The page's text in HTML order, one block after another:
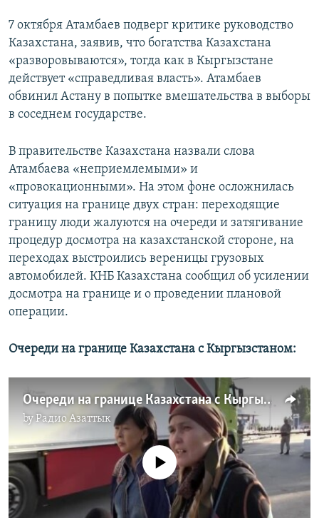
7 октября Атамбаев подверг критике руководство
Казахстана, заявив, что богатства Казахстана
«разворовываются», тогда как в Кыргызстане
действует «справедливая власть». Атамбаев
обвинил Астану в попытке вмешательства в выборы
в соседнем государстве.
В правительстве Казахстана назвали слова
Атамбаева «неприемлемыми» и
«провокационными». На этом фоне осложнилась
ситуация на границе двух стран: переходящие
границу люди жалуются на очереди и затягивание
процедур досмотра на казахстанской стороне, на
переходах выстроились вереницы грузовых
автомобилей. КНБ Казахстана сообщил об усилении
досмотра на границе и о проведении плановой
операции.
Очереди на границе Казахстана с Кыргызстаном:
Очереди на границе Казахстана с Кыргызстаном
byРадио Азаттык
No media source currently available